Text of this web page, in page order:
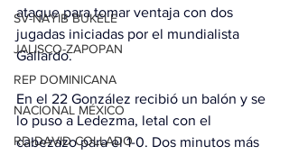
SV-NAYIB BUKELE
JALISCO-ZAPOPAN
REP DOMINICANA
NACIONAL MÉXICO
RD-DAVID COLLADO
ataque para tomar ventaja con dos
jugadas iniciadas por el mundialista
Gallardo.
En el 22 González recibió un balón y se
lo puso a Ledezma, letal con el
cabezazo para el 1-0. Dos minutos más